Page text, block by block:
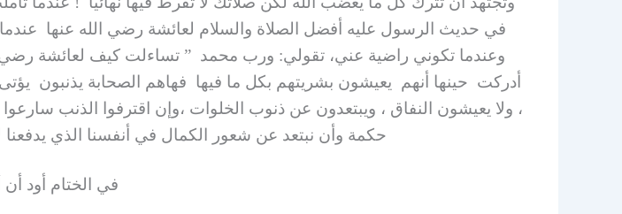
في حديث الرسول عليه أفضل الصلاة والسلام لعائشة رضي الله عنها
وعندما تكوني راضية عني، تقولي: ورب محمد ” تساءلت كيف لعائشة رضي
أدركت حينها أنهم يعيشون بشريتهم بكل ما فيها فهاهم الصحابة يذنبون
، ولا يعيشون النفاق ، ويبتعدون عن ذنوب الخلوات ،وإن اقترفوا الذنب
حكمة وأن نبتعد عن شعور الكمال في أنفسنا الذي يدفعنا
في الختام أود